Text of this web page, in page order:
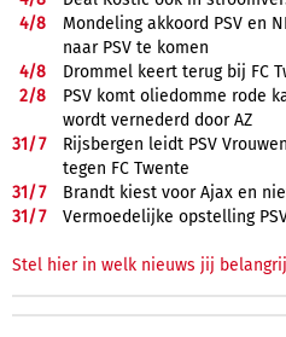
4/8
Mondeling akkoord PSV en
naar PSV te komen
4/8
Drommel keert terug bij FC
2/8
PSV komt oliedomme rode
wordt vernederd door AZ
31/7
Rijsbergen leidt PSV
tegen FC Twente
31/7
Brandt kiest voor Ajax en
31/7 Vermoedelijke opstelling
Stel hier in welk nieuws jij